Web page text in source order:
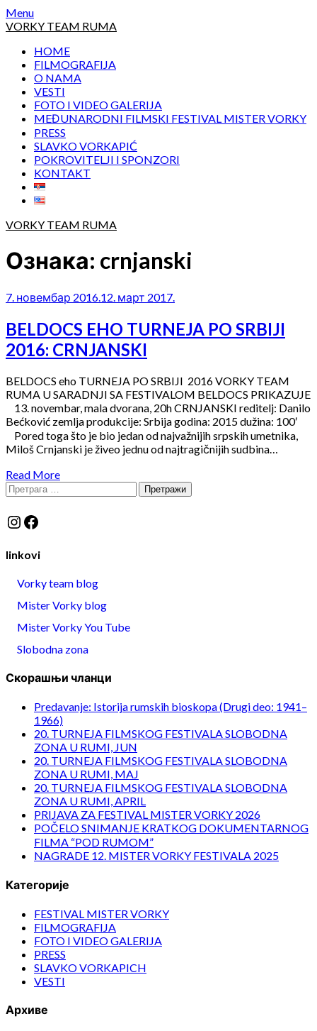
Skip
to
Menu
VORKY TEAM RUMA
HOME
FILMOGRAFIJA
O NAMA
VESTI
FOTO I VIDEO GALERIJA
MEĐUNARODNI FILMSKI FESTIVAL MISTER VORKY
PRESS
SLAVKO VORKAPIĆ
POKROVITELJI I SPONZORI
KONTAKT
VORKY TEAM RUMA
Ознака: crnjanski
7. новембар 2016.12. март 2017.
BELDOCS EHO TURNEJA PO SRBIJI
2016: CRNJANSKI
BELDOCS eho TURNEJA PO SRBIJI 2016 VORKY TEAM
RUMA U SARADNJI SA FESTIVALOM BELDOCS PRIKAZUJE
13. novembar, mala dvorana, 20h CRNJANSKI reditelj: Danilo
Bećković zemlja produkcije: Srbija godina: 2015 dužina: 100′
Pored toga što je bio jedan od najvažnijih srpskih umetnika,
Miloš Crnjanski je živeo jednu od najtragičnijih sudbina…
Read More
Претрага
за:
Instagram
Facebook
linkovi
Vorky team blog
Mister Vorky blog
Mister Vorky You Tube
Slobodna zona
Скорашњи чланци
Predavanje: Istorija rumskih bioskopa (Drugi deo: 1941–
1966)
20. TURNEJA FILMSKOG FESTIVALA SLOBODNA
ZONA U RUMI, JUN
20. TURNEJA FILMSKOG FESTIVALA SLOBODNA
ZONA U RUMI, MAJ
20. TURNEJA FILMSKOG FESTIVALA SLOBODNA
ZONA U RUMI, APRIL
PRIJAVA ZA FESTIVAL MISTER VORKY 2026
POČELO SNIMANJE KRATKOG DOKUMENTARNOG
FILMA “POD RUMOM”
NAGRADE 12. MISTER VORKY FESTIVALA 2025
Категорије
FESTIVAL MISTER VORKY
FILMOGRAFIJA
FOTO I VIDEO GALERIJA
PRESS
SLAVKO VORKAPICH
VESTI
Архиве